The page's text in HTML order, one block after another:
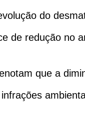
do
de redução no
que a